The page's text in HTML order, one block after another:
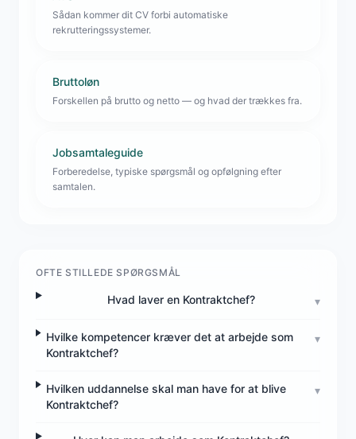
Sådan kommer dit CV forbi automatiske
rekrutteringssystemer.
Bruttoløn
Forskellen på brutto og netto — og hvad der trækkes fra.
Jobsamtaleguide
Forberedelse, typiske spørgsmål og opfølgning efter
samtalen.
OFTE STILLEDE SPØRGSMÅL
Hvad laver en Kontraktchef? ▾
Hvilke kompetencer kræver det at arbejde som
Kontraktchef?
▾
Hvilken uddannelse skal man have for at blive
Kontraktchef?
▾